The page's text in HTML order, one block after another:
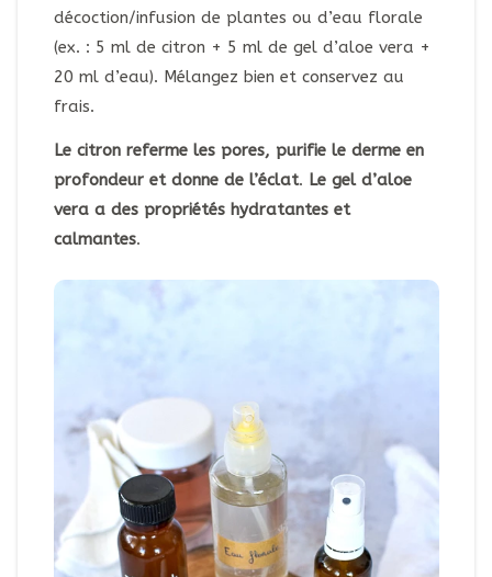
décoction/infusion de plantes ou d’eau florale
(ex. : 5 ml de citron + 5 ml de gel d’aloe vera +
20 ml d’eau). Mélangez bien et conservez au
frais.
Le citron referme les pores, purifie le derme en
profondeur et donne de l’éclat. Le gel d’aloe
vera a des propriétés hydratantes et
calmantes.